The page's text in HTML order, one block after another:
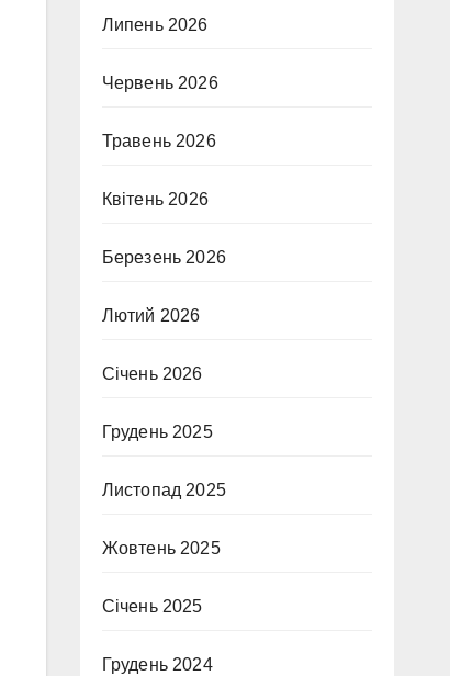
Липень 2026
Червень 2026
Травень 2026
Квітень 2026
Березень 2026
Лютий 2026
Січень 2026
Грудень 2025
Листопад 2025
Жовтень 2025
Січень 2025
Грудень 2024